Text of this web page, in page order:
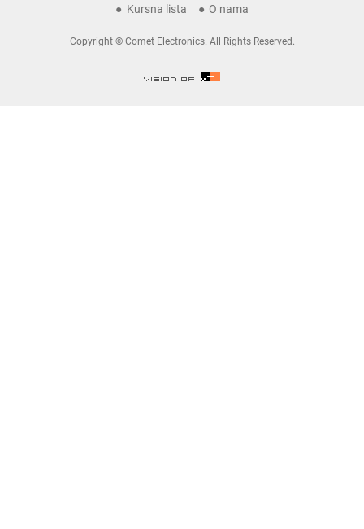
Kursna lista O nama
Copyright © Comet Electronics. All Rights Reserved.